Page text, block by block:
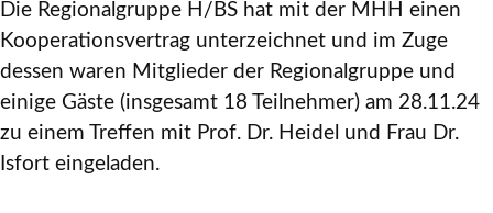
Die Regionalgruppe H/BS hat mit der MHH einen
Kooperationsvertrag unterzeichnet und im Zuge
dessen waren Mitglieder der Regionalgruppe und
einige Gäste (insgesamt 18 Teilnehmer) am 28.11.24
zu einem Treffen mit Prof. Dr. Heidel und Frau Dr.
Isfort eingeladen.